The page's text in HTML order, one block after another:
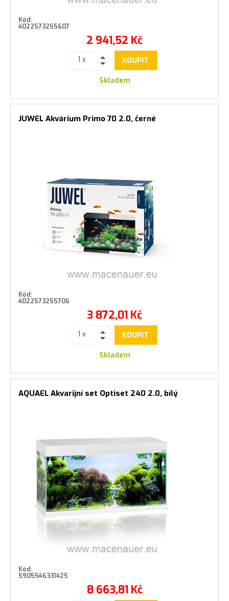
Kód:
4022573255607
2 941,52 Kč
KOUPIT
Skladem
JUWEL Akvárium Primo 70 2.0, černé
Kód:
4022573255706
3 872,01 Kč
KOUPIT
Skladem
AQUAEL Akvarijní set Optiset 240 2.0, bílý
Kód:
5905546331425
8 663,81 Kč